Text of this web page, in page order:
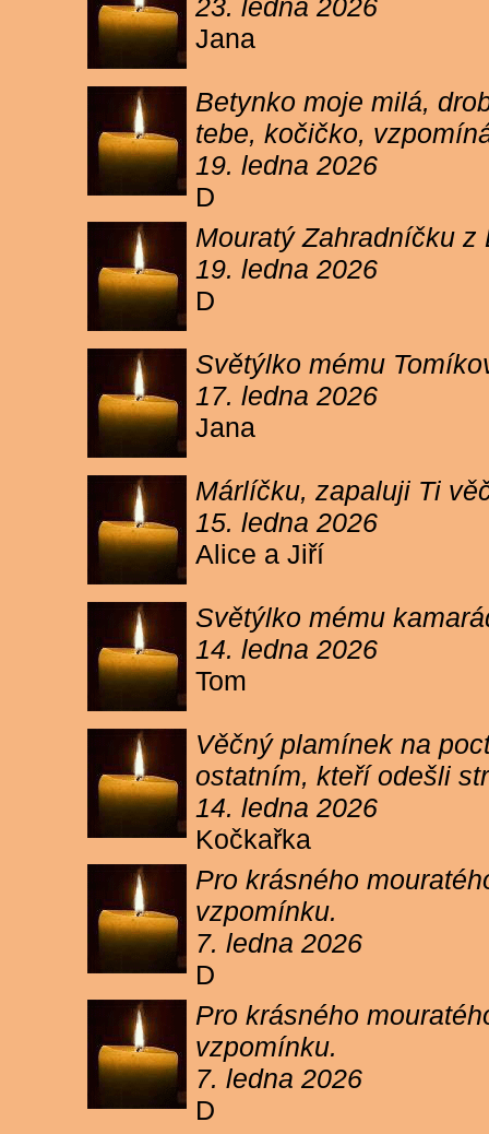
23. ledna 2026
Jana
Betynko moje milá,
tebe, kočičko,
19. ledna 2026
D
Mouratý Zahradníčku
19. ledna 2026
D
Světýlko mému
17. ledna 2026
Jana
Márlíčku, zapaluji Ti
15. ledna 2026
Alice a Jiří
Světýlko mému
14. ledna 2026
Tom
Věčný plamínek na
ostatním, kteří odešli
14. ledna 2026
Kočkařka
Pro krásného
vzpomínku.
7. ledna 2026
D
Pro krásného
vzpomínku.
7. ledna 2026
D